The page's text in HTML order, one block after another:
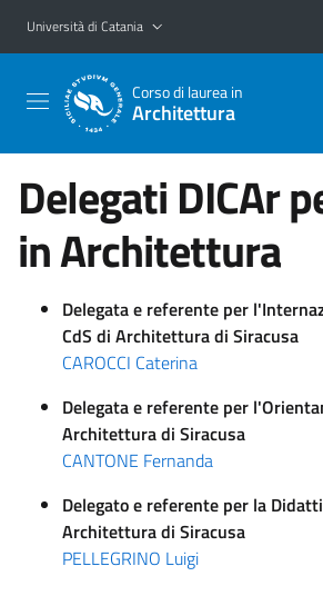
Vai al contenuto principale
Vai al menu di navigazione
Università di Catania
Corso di laurea in
Architettura
Delegati DICAr
in Architettura
Delegata e referente per
CdS di Architettura di Siracusa
CAROCCI Caterina
Delegata e referente per
Architettura di Siracusa
CANTONE Fernanda
Delegato e referente per la
Architettura di Siracusa
PELLEGRINO Luigi